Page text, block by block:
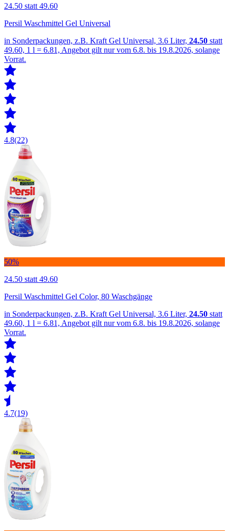
24.50 statt 49.60
Persil Waschmittel Gel Universal
in Sonderpackungen, z.B. Kraft Gel Universal, 3.6 Liter, 24.50 statt
49.60, 1 l = 6.81, Angebot gilt nur vom 6.8. bis 19.8.2026, solange
Vorrat.
4.8(22)
50%
24.50 statt 49.60
Persil Waschmittel Gel Color, 80 Waschgänge
in Sonderpackungen, z.B. Kraft Gel Universal, 3.6 Liter, 24.50 statt
49.60, 1 l = 6.81, Angebot gilt nur vom 6.8. bis 19.8.2026, solange
Vorrat.
4.7(19)